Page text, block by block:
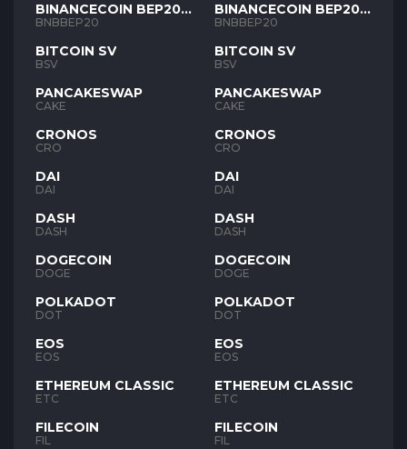
BINANCECOIN BEP20
BNB
BNBBEP20
BITCOIN SV
BSV
PANCAKESWAP
CAKE
CRONOS
CRO
DAI
DAI
DASH
DASH
DOGECOIN
DOGE
POLKADOT
DOT
EOS
EOS
ETHEREUM CLASSIC
ETC
FILECOIN
FIL
BINANCECOIN BEP20
BNB
BNBBEP20
BITCOIN SV
BSV
PANCAKESWAP
CAKE
CRONOS
CRO
DAI
DAI
DASH
DASH
DOGECOIN
DOGE
POLKADOT
DOT
EOS
EOS
ETHEREUM CLASSIC
ETC
FILECOIN
FIL